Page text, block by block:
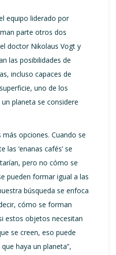
equipo liderado por
parte otros dos
doctor Nikolaus Vogt y
las posibilidades de
incluso capaces de
uno de los
planeta se considere
opciones. Cuando se
‘enanas cafés’ se
pero no cómo se
pueden formar igual a las
búsqueda se enfoca
cómo se forman
estos objetos necesitan
se creen, eso puede
haya un planeta”,